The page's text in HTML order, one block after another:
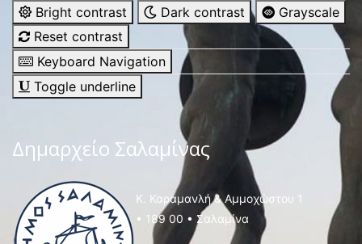
Bright contrast
Dark contrast
Grayscale
Reset contrast
Keyboard Navigation
Toggle underline
Δημαρχείο Σαλαμίνας
Κ. Καραμανλή & Αμμοχώστου 1
• 189 00 • Σαλαμίνα